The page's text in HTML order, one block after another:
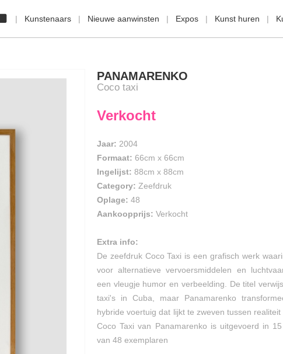
Kunstenaars Nieuwe aanwinsten Expos Kunst huren
PANAMARENKO
Coco taxi
Verkocht
Jaar: 2004
Formaat: 66cm x 66cm
Ingelijst: 88cm x 88cm
Category: Zeefdruk
Oplage: 48
Aankoopprijs: Verkocht
Extra info:
De zeefdruk Coco Taxi is een grafisch werk
voor alternatieve vervoersmiddelen en
een vleugje humor en verbeelding. De titel
taxi's in Cuba, maar Panamarenko
hybride voertuig dat lijkt te zweven tussen
Coco Taxi van Panamarenko is uitgevoerd in
van 48 exemplaren